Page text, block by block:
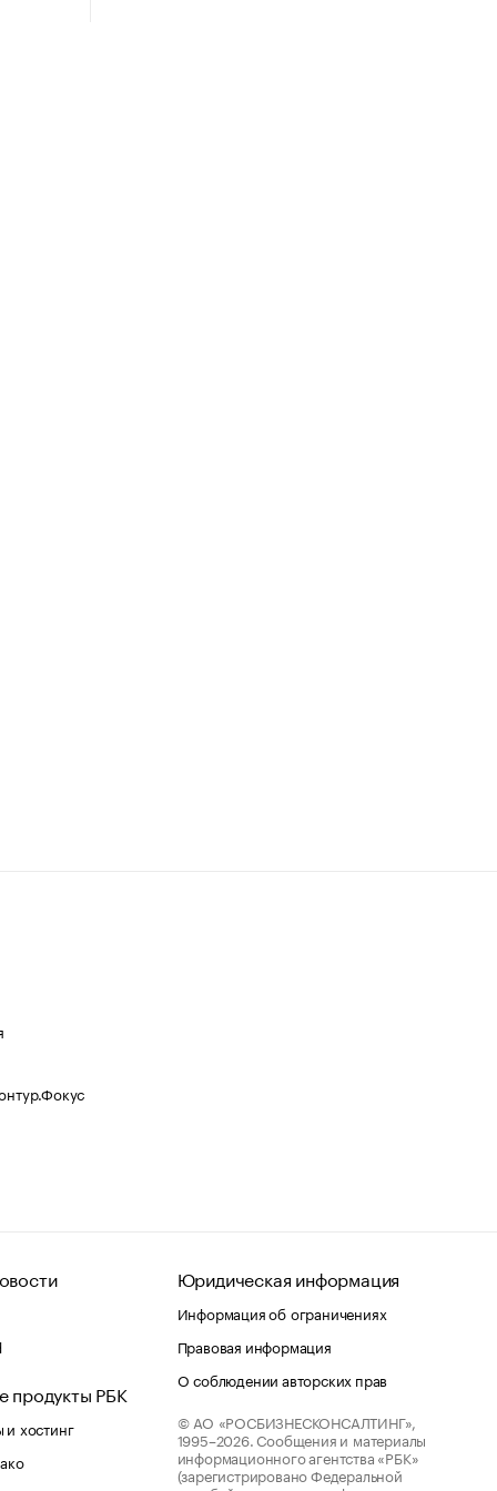
продукты РБК
хостинг
Юридическая информация
Информация об ограничениях
Правовая информация
О соблюдении авторских прав
© АО «РОСБИЗНЕСКОНСАЛТИНГ»,
1995–2026. Сообщения и материалы
информационного агентства «РБК»
(зарегистрировано Федеральной